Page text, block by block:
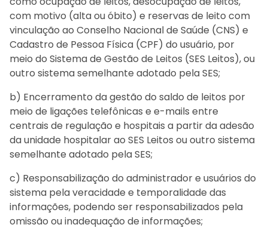
com motivo (alta ou óbito) e reservas de leito com
vinculação ao Conselho Nacional de Saúde (CNS) e
Cadastro de Pessoa Física (CPF) do usuário, por
meio do Sistema de Gestão de Leitos (SES Leitos), ou
outro sistema semelhante adotado pela SES;
b) Encerramento da gestão do saldo de leitos por
meio de ligações telefônicas e e-mails entre
centrais de regulação e hospitais a partir da adesão
da unidade hospitalar ao SES Leitos ou outro sistema
semelhante adotado pela SES;
c) Responsabilização do administrador e usuários do
sistema pela veracidade e temporalidade das
informações, podendo ser responsabilizados pela
omissão ou inadequação de informações;